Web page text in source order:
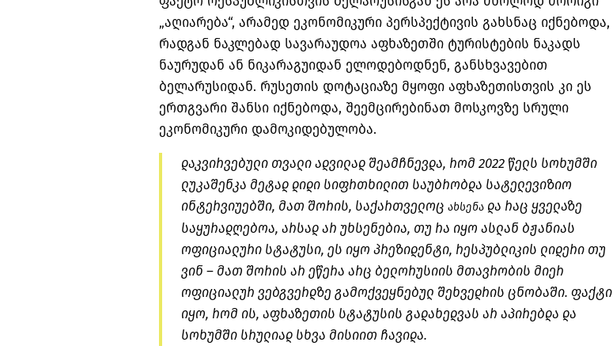
„აღიარება“, არამედ ეკონომიკური პერსპექტივის გახსნაც იქნებოდა,
რადგან ნაკლებად სავარაუდოა აფხაზეთში ტურისტების ნაკადს
ნაურუდან ან ნიკარაგუიდან ელოდებოდნენ, განსხვავებით
ბელარუსიდან. რუსეთის დოტაციაზე მყოფი აფხაზეთისთვის კი ეს
ერთგვარი შანსი იქნებოდა, შეემცირებინათ მოსკოვზე სრული
ეკონომიკური დამოკიდებულობა.
დაკვირვებული თვალი ადვილად შეამჩნევდა, რომ 2022 წელს სოხუმში
ლუკაშენკა მეტად დიდი სიფრთხილით საუბრობდა სატელევიზიო
ინტერვიუებში, მათ შორის, საქართველოც ახსენა და რაც ყველაზე
საყურადღებოა, არსად არ უხსენებია, თუ რა იყო ასლან ბჟანიას
ოფიციალური სტატუსი, ეს იყო პრეზიდენტი, რესპუბლიკის ლიდერი თუ
ვინ – მათ შორის არ ეწერა არც ბელორუსიის მთავრობის მიერ
ოფიციალურ ვებგვერდზე გამოქვეყნებულ შეხვედრის ცნობაში. ფაქტი
იყო, რომ ის, აფხაზეთის სტატუსის გადახედვას არ აპირებდა და
სოხუმში სრულიად სხვა მისიით ჩავიდა.